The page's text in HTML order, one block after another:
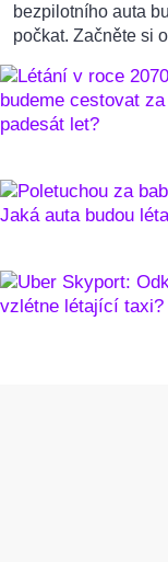
bezpilotního auta
počkat. Začněte si